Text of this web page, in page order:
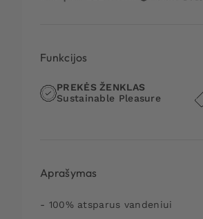
Funkcijos
PREKĖS ŽENKLAS
Sustainable Pleasure
Aprašymas
- 100% atsparus vandeniui